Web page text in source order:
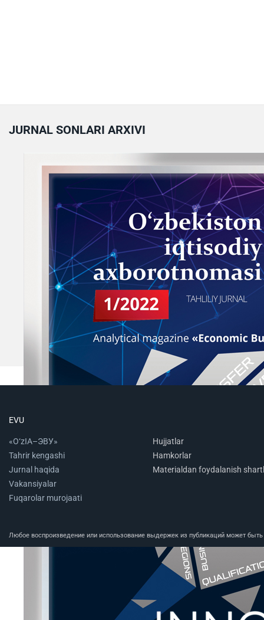
JURNAL SONLARI ARXIVI
EVU
«O‘zIA–ЭВУ»
Tahrir kengashi
Jurnal haqida
Vakansiyalar
Fuqarolar murojaati
Hujjatlar
Hamkorlar
Materialdan foydalanish
Любое воспроизведение или использование выдержек из публикаций может